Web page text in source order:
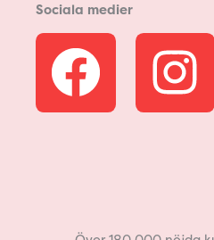
Sociala medier
F
a
I
n